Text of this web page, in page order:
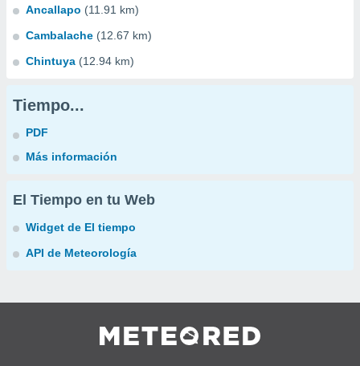
Ancallapo (11.91 km)
Cambalache (12.67 km)
Chintuya (12.94 km)
Tiempo...
PDF
Más información
El Tiempo en tu Web
Widget de El tiempo
API de Meteorología